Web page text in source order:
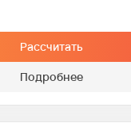
Рассчитать
Подробнее